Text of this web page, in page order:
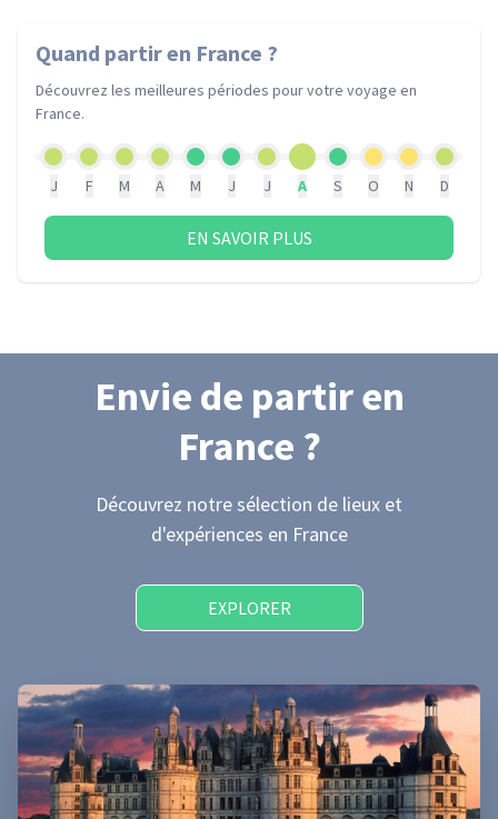
Quand partiren France ?
Découvrez les meilleures périodes pour votre voyage en
France.
J F M A M J J A S O N D
EN SAVOIR PLUS
Envie de partiren
France ?
Découvrez notre sélection de lieux et
d'expériences en France
EXPLORER